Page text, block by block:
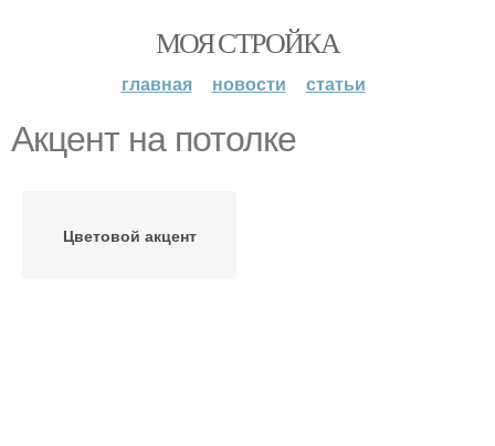
МОЯ СТРОЙКА
главная новости статьи
Акцент на потолке
Цветовой акцент